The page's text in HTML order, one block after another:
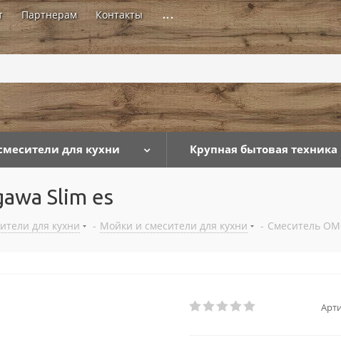
Партнерам Контакты ...
для кухни Крупная бытовая техника
Slim es
для кухни - Мойки и смесители для кухни - Смеситель